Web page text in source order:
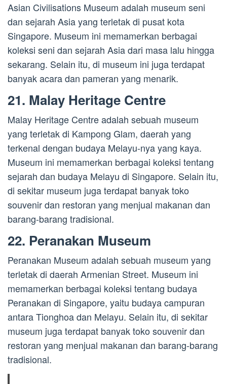
Asian Civilisations Museum adalah museum seni
dan sejarah Asia yang terletak di pusat kota
Singapore. Museum ini memamerkan berbagai
koleksi seni dan sejarah Asia dari masa lalu hingga
sekarang. Selain itu, di museum ini juga terdapat
banyak acara dan pameran yang menarik.
21. Malay Heritage Centre
Malay Heritage Centre adalah sebuah museum
yang terletak di Kampong Glam, daerah yang
terkenal dengan budaya Melayu-nya yang kaya.
Museum ini memamerkan berbagai koleksi tentang
sejarah dan budaya Melayu di Singapore. Selain itu,
di sekitar museum juga terdapat banyak toko
souvenir dan restoran yang menjual makanan dan
barang-barang tradisional.
22. Peranakan Museum
Peranakan Museum adalah sebuah museum yang
terletak di daerah Armenian Street. Museum ini
memamerkan berbagai koleksi tentang budaya
Peranakan di Singapore, yaitu budaya campuran
antara Tionghoa dan Melayu. Selain itu, di sekitar
museum juga terdapat banyak toko souvenir dan
restoran yang menjual makanan dan barang-barang
tradisional.